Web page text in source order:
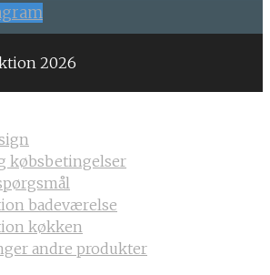
2026
købsbetingelser
badeværelse
køkken
andre produkter